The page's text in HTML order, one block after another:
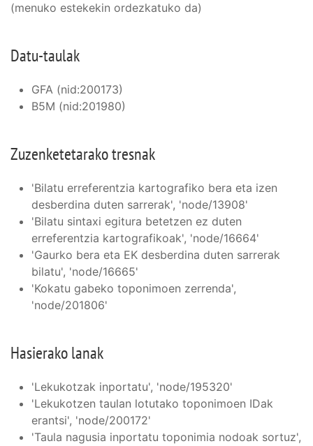
(menuko estekekin ordezkatuko da)
Datu-taulak
GFA (nid:200173)
B5M (nid:201980)
Zuzenketetarako tresnak
'Bilatu erreferentzia kartografiko bera eta izen
desberdina duten sarrerak', 'node/13908'
'Bilatu sintaxi egitura betetzen ez duten
erreferentzia kartografikoak', 'node/16664'
'Gaurko bera eta EK desberdina duten sarrerak
bilatu', 'node/16665'
'Kokatu gabeko toponimoen zerrenda',
'node/201806'
Hasierako lanak
'Lekukotzak inportatu', 'node/195320'
'Lekukotzen taulan lotutako toponimoen IDak
erantsi', 'node/200172'
'Taula nagusia inportatu toponimia nodoak sortuz',